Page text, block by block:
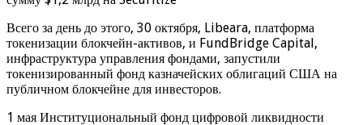
Всего за день до этого, 30 октября, Libeara, платформа
токенизации блокчейн-активов, и FundBridge Capital,
инфраструктура управления фондами, запустили
токенизированный фонд казначейских облигаций США на
публичном блокчейне для инвесторов.
1 мая Институциональный фонд цифровой ликвидности